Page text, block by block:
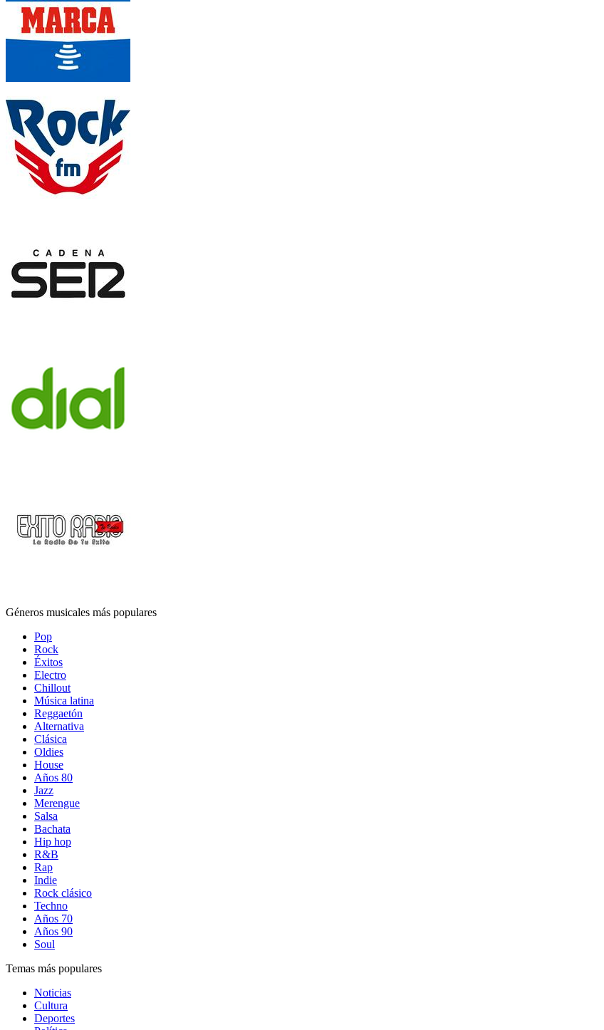
Géneros musicales más populares
Pop
Rock
Éxitos
Electro
Chillout
Música latina
Reggaetón
Alternativa
Clásica
Oldies
House
Años 80
Jazz
Merengue
Salsa
Bachata
Hip hop
R&B
Rap
Indie
Rock clásico
Techno
Años 70
Años 90
Soul
Temas más populares
Noticias
Cultura
Deportes